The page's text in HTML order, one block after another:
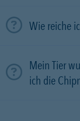
Wie reiche
Mein Tier
ich die